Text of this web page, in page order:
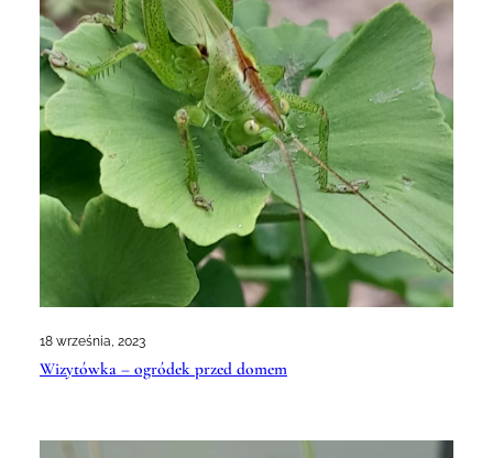
18 września, 2023
Wizytówka – ogródek przed domem